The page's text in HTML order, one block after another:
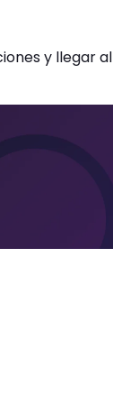
y llegar al